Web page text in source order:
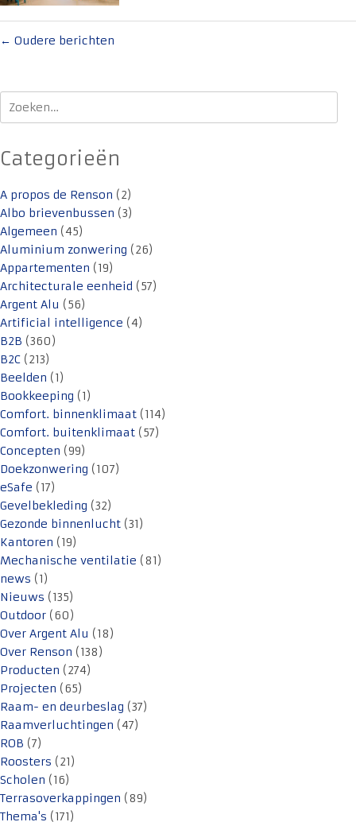
Berichten
← Oudere berichten
Zoeken
naar:
Categorieën
A propos de Renson (2)
Albo brievenbussen (3)
Algemeen (45)
Aluminium zonwering (26)
Appartementen (19)
Architecturale eenheid (57)
Argent Alu (56)
Artificial intelligence (4)
B2B (360)
B2C (213)
Beelden (1)
Bookkeeping (1)
Comfort. binnenklimaat (114)
Comfort. buitenklimaat (57)
Concepten (99)
Doekzonwering (107)
eSafe (17)
Gevelbekleding (32)
Gezonde binnenlucht (31)
Kantoren (19)
Mechanische ventilatie (81)
news (1)
Nieuws (135)
Outdoor (60)
Over Argent Alu (18)
Over Renson (138)
Producten (274)
Projecten (65)
Raam- en deurbeslag (37)
Raamverluchtingen (47)
ROB (7)
Roosters (21)
Scholen (16)
Terrasoverkappingen (89)
Thema's (171)